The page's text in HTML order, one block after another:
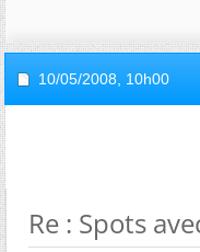
10/05/2008, 10h00
Re : Spots